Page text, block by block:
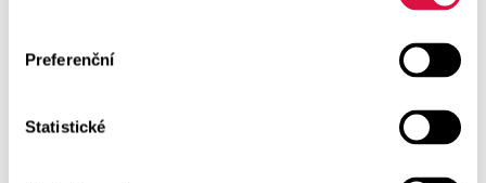
Preferenční
Statistické